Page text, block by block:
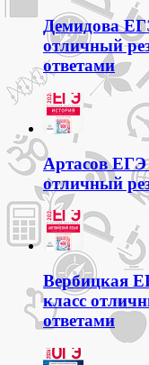
Демидова
отличный
ответами
Артасов ЕГЭ
отличный
Вербицкая
класс
ответами